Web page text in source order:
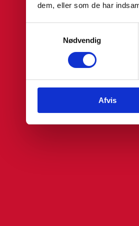
dem, eller som de har
Nødvendig
Afvis